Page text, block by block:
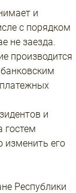
и
с порядком
не заезда.
производится
и
гостем
изменить его
Республики